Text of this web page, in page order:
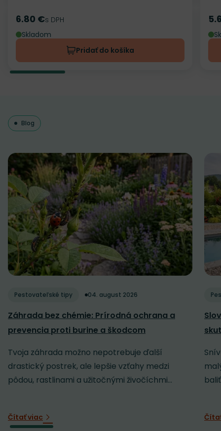
Cena
6.80 €s DPH
Skladom
Pridať do košíka
Blog
Pestovateľské tipy 04. august 2026
Záhrada bez chémie: Prírodná ochrana a
prevencia proti burine a škodcom
Tvoja záhrada možno nepotrebuje ďalší
drastický postrek, ale lepšie vzťahy medzi
pôdou, rastlinami a užitočnými živočíchmi...
Čítať viac